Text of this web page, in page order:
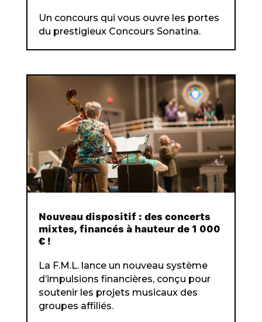
Un concours qui vous ouvre les portes
du prestigieux Concours Sonatina.
Nouveau dispositif : des concerts
mixtes, financés à hauteur de 1 000
€ !
La F.M.L. lance un nouveau système
d’impulsions financières, conçu pour
soutenir les projets musicaux des
groupes affiliés.